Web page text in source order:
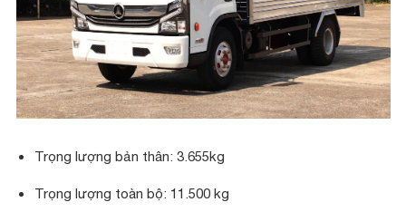
Trọng lượng bản thân: 3.655kg
Trọng lượng toàn bộ: 11.500 kg